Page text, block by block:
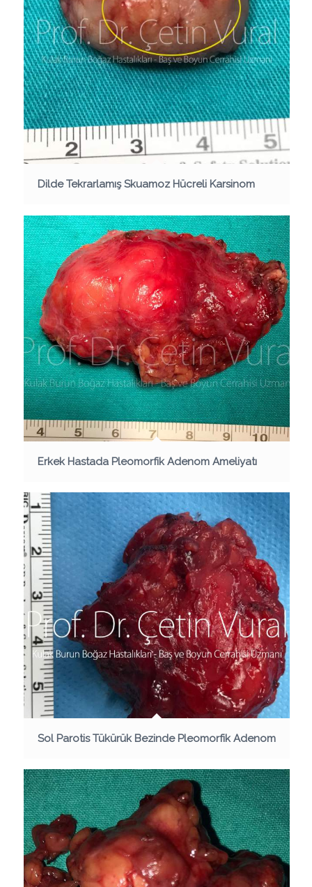
Dilde Tekrarlamış Skuamoz Hücreli Karsinom
Erkek Hastada Pleomorfik Adenom Ameliyatı
Sol Parotis Tükürük Bezinde Pleomorfik Adenom